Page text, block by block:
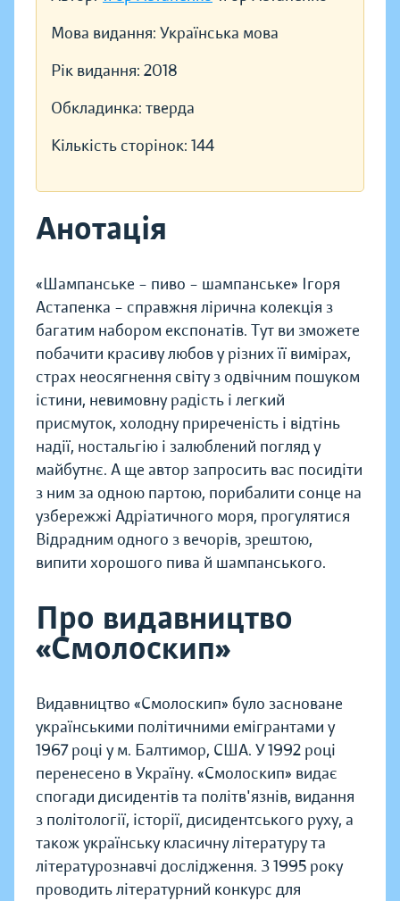
Мова видання: Українська мова
Рік видання: 2018
Обкладинка: тверда
Кількість сторінок: 144
Анотація
«Шампанське – пиво – шампанське» Ігоря
Астапенка – справжня лірична колекція з
багатим набором експонатів. Тут ви зможете
побачити красиву любов у різних її вимірах,
страх неосягнення світу з одвічним пошуком
істини, невимовну радість і легкий
присмуток, холодну приреченість і відтінь
надії, ностальгію і залюблений погляд у
майбутнє. А ще автор запросить вас посидіти
з ним за одною партою, порибалити сонце на
узбережжі Адріатичного моря, прогулятися
Відрадним одного з вечорів, зрештою,
випити хорошого пива й шампанського.
Про видавництво
«Смолоскип»
Видавництво «Смолоскип» було засноване
українськими політичними емігрантами у
1967 році у м. Балтимор, США. У 1992 році
перенесено в Україну. «Смолоскип» видає
спогади дисидентів та політв'язнів, видання
з політології, історії, дисидентського руху, а
також українську класичну літературу та
літературознавчі дослідження. З 1995 року
проводить літературний конкурс для